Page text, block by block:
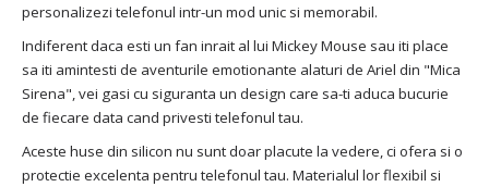
personalizezi telefonul intr-un mod unic si memorabil.
Indiferent daca esti un fan inrait al lui Mickey Mouse sau iti place
sa iti amintesti de aventurile emotionante alaturi de Ariel din "Mica
Sirena", vei gasi cu siguranta un design care sa-ti aduca bucurie
de fiecare data cand privesti telefonul tau.
Aceste huse din silicon nu sunt doar placute la vedere, ci ofera si o
protectie excelenta pentru telefonul tau. Materialul lor flexibil si